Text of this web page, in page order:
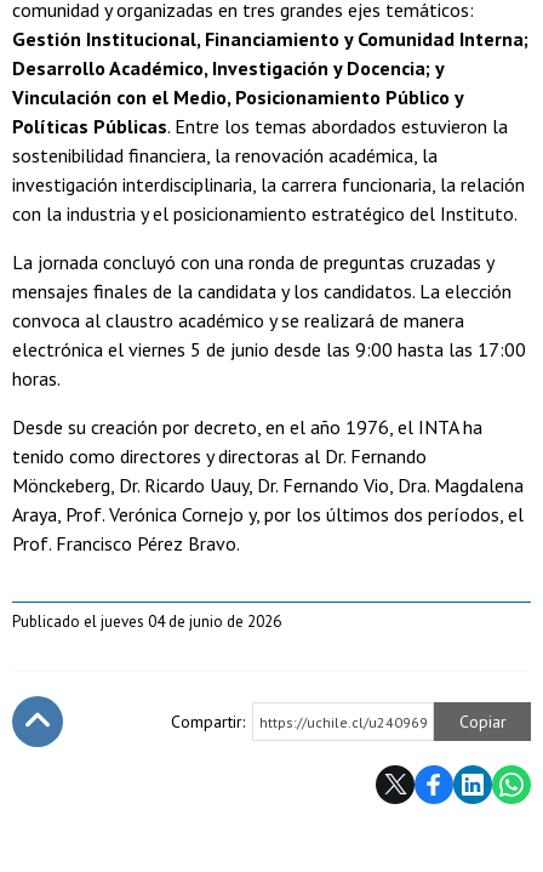
comunidad y organizadas en tres grandes ejes temáticos:
Gestión Institucional, Financiamiento y Comunidad Interna;
Desarrollo Académico, Investigación y Docencia; y
Vinculación con el Medio, Posicionamiento Público y
Políticas Públicas. Entre los temas abordados estuvieron la
sostenibilidad financiera, la renovación académica, la
investigación interdisciplinaria, la carrera funcionaria, la relación
con la industria y el posicionamiento estratégico del Instituto.
La jornada concluyó con una ronda de preguntas cruzadas y
mensajes finales de la candidata y los candidatos. La elección
convoca al claustro académico y se realizará de manera
electrónica el viernes 5 de junio desde las 9:00 hasta las 17:00
horas.
Desde su creación por decreto, en el año 1976, el INTA ha
tenido como directores y directoras al Dr. Fernando
Mönckeberg, Dr. Ricardo Uauy, Dr. Fernando Vio, Dra. Magdalena
Araya, Prof. Verónica Cornejo y, por los últimos dos períodos, el
Prof. Francisco Pérez Bravo.
Publicado el jueves 04 de junio de 2026
Compartir: https://uchile.cl/u240969 Copiar